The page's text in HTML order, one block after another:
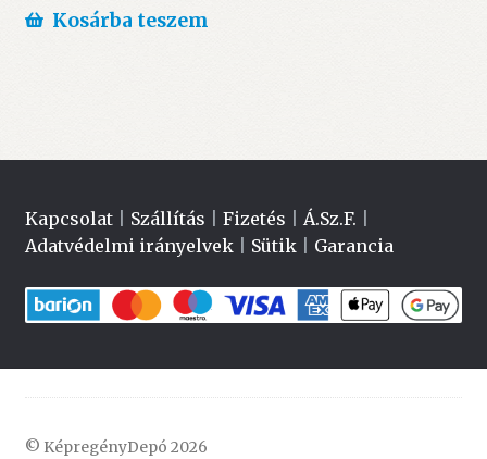
was:
is:
Kosárba teszem
Kapcsolat| Szállítás Fizetés Á.Sz.F.
Adatvédelmi irányelvek| Sütik| Garancia
© KépregényDepó 2026